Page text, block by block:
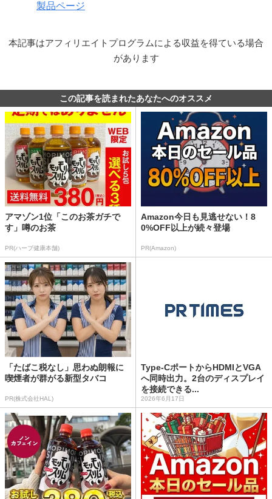
製品ページ
本記事はアフィリエイトプログラムによる収益を得ている場合
があります
この記事を読まれたあなたへのオススメ
アマゾン1位「このお茶ガチで
す」噂のお茶
PR(ハーブ健康本舗)
Amazon今日も見逃せない！8
0%OFF以上が続々登場
PR(Amazon)
「たばこ税なし」思わぬ朗報に
喫煙者が群がる新型タバコ
PR(株式会社HAL)
Type-CポートからHDMIとVGA
へ同時出力。2台のディスプレイ
を接続できる...
2026年6月17日